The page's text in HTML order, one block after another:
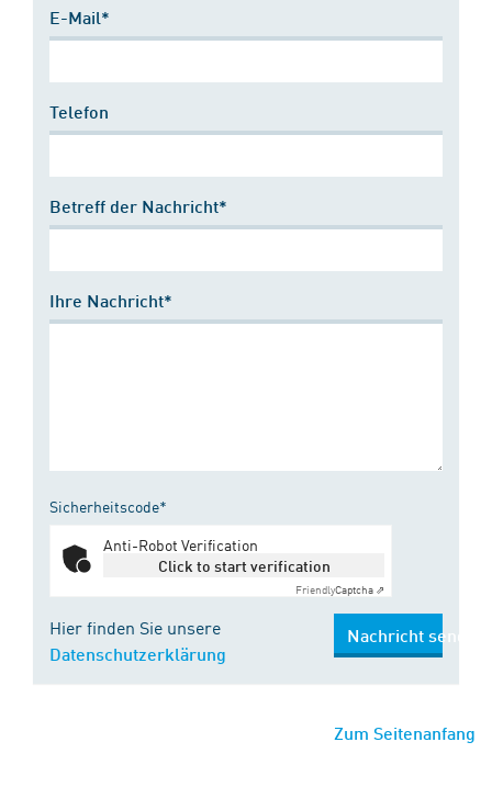
E-Mail*
Telefon
Betreff der Nachricht*
Ihre Nachricht*
Sicherheitscode*
Anti-Robot Verification
Click to start verification
FriendlyCaptcha ⇗
Hier finden Sie unsere
Datenschutzerklärung
Nachricht senden
Zum Seitenanfang